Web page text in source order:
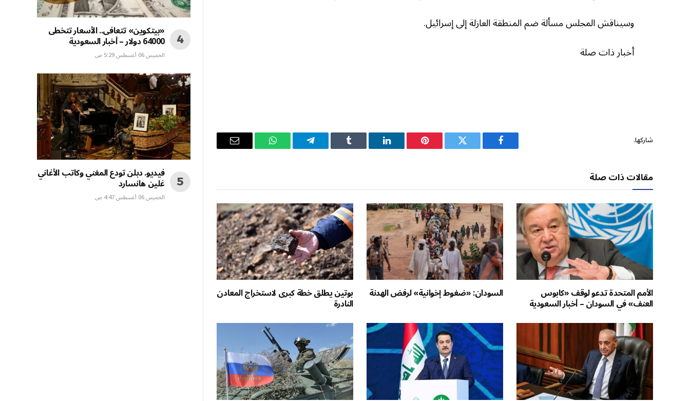
وسيناقش المجلس مسألة ضم المنطقة العازلة إلى إسرائيل.
أخبار ذات صلة
شاركها.
فيسبوك تويتر بينتيريستلينكدإن Tumblr تيلقرام واتساب
البريد
مقالات ذات صلة
الأمم المتحدة تدعو لوقف «كابوس
العنف» في السودان – أخبار السعودية
السودان: «ضغوط إخوانية» لرفض الهدنة بوتين يطلق خطة كبرى لاستخراج المعادن
النادرة
«بيتكوين» تتعافى.. الأسعار تتخطى
64000 دولار – أخبار السعودية
الخميس 06 أغسطس 5:29 ص
فيديو. دبلن تودع المغني وكاتب الأغاني
غلين هانسارد
الخميس 06 أغسطس 4:47 ص